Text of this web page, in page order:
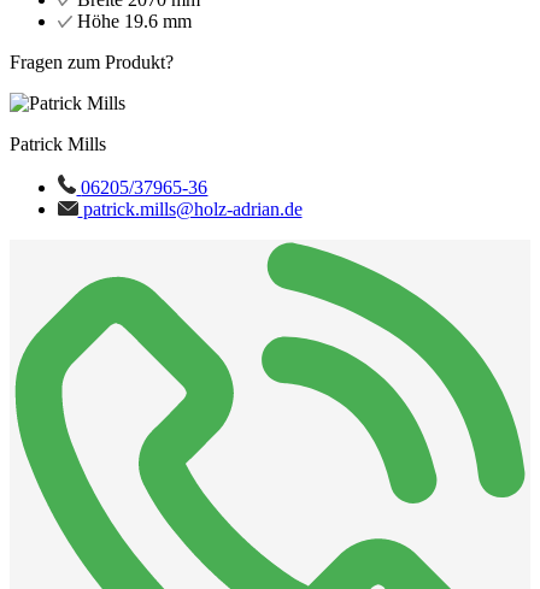
Höhe 19.6 mm
Fragen zum Produkt?
Patrick Mills
06205/37965-36
patrick.mills@holz-adrian.de